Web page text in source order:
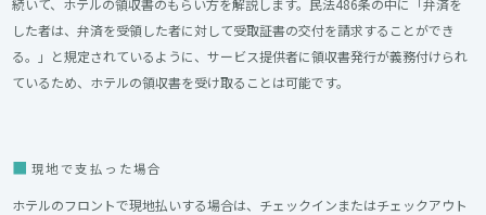
した者は、弁済を受領した者に対して受取証書の交付を請求することができ
る。」と規定されているように、サービス提供者に領収書発行が義務付けられ
ているため、ホテルの領収書を受け取ることは可能です。
現地で支払った場合
ホテルのフロントで現地払いする場合は、チェックインまたはチェックアウト